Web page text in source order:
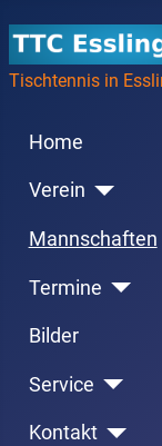
Tischtennis in
Home
Verein
Mannschaften
Termine
Bilder
Service
Kontakt